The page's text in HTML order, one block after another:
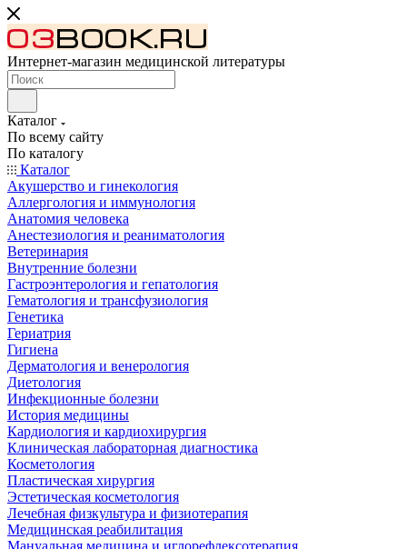
Интернет-магазин медицинской литературы
Каталог
По всему сайту
По каталогу
Каталог
Акушерство и гинекология
Аллергология и иммунология
Анатомия человека
Анестезиология и реаниматология
Ветеринария
Внутренние болезни
Гастроэнтерология и гепатология
Гематология и трансфузиология
Генетика
Гериатрия
Гигиена
Дерматология и венерология
Диетология
Инфекционные болезни
История медицины
Кардиология и кардиохирургия
Клиническая лабораторная диагностика
Косметология
Пластическая хирургия
Эстетическая косметология
Лечебная физкультура и физиотерапия
Медицинская реабилитация
Мануальная медицина и иглорефлексотерапия